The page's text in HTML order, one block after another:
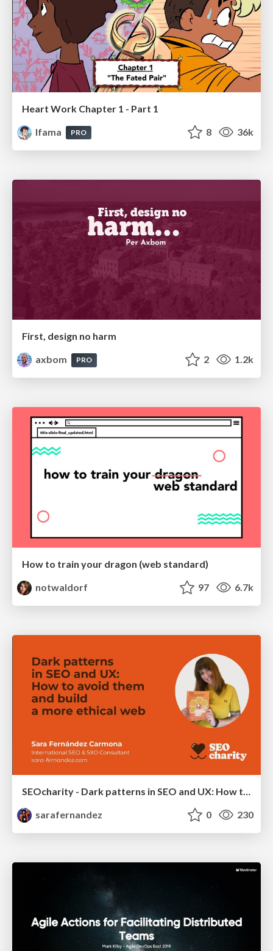
Heart Work Chapter 1 - Part 1
lfama
PRO 8 36k
First, design no harm
axbom
PRO 2 1.2k
How to train your dragon (web standard)
notwaldorf
97 6.7k
SEOcharity - Dark patterns in SEO and UX: How to avoid them and build a more ethical web
sarafernandez
0 230